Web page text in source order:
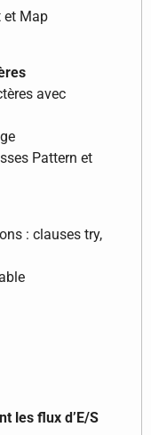
et Map
avec
Pattern et
: clauses try,
les flux d’E/S